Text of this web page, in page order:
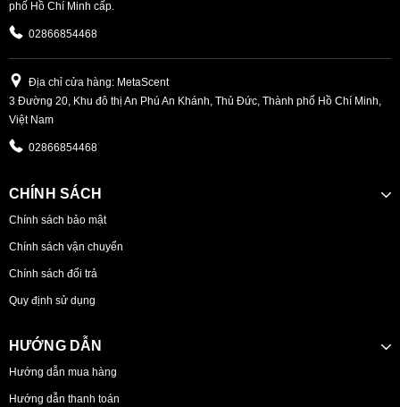
phố Hồ Chí Minh cấp.
02866854468
Địa chỉ cửa hàng: MetaScent
3 Đường 20, Khu đô thị An Phú An Khánh, Thủ Đức, Thành phố Hồ Chí Minh,
Việt Nam
02866854468
CHÍNH SÁCH
Chính sách bảo mật
Chính sách vận chuyển
Chính sách đổi trả
Quy định sử dụng
HƯỚNG DẪN
Hướng dẫn mua hàng
Hướng dẫn thanh toán